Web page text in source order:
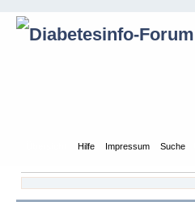
Hilfe Impressum Suche